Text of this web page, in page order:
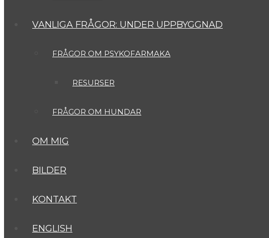
VANLIGA FRÅGOR: UNDER UPPBYGGNAD
FRÅGOR OM PSYKOFARMAKA
RESURSER
FRÅGOR OM HUNDAR
OM MIG
BILDER
KONTAKT
ENGLISH